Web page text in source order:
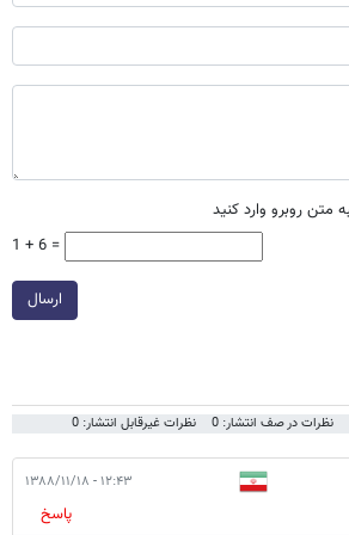
متن روبرو وارد کنید
1 + 6 =
ارسال
نظرات در صف انتشار: 0 نظرات غیرقابل انتشار: 0
۱۲:۴۳ - ۱۳۸۸/۱۱/۱۸
پاسخ